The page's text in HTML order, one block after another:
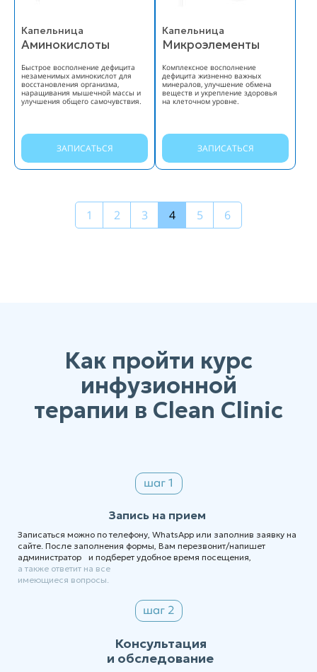
Капельница
Аминокислоты
Быстрое восполнение дефицита
незаменимых аминокислот для
восстановления организма,
наращивания мышечной массы и
улучшения общего самочувствия.
ЗАПИСАТЬСЯ
Капельница
Микроэлементы
Комплексное восполнение
дефицита жизненно важных
минералов, улучшение обмена
веществ и укрепление здоровья
на клеточном уровне.
ЗАПИСАТЬСЯ
1 2 3 4 5 6
Как пройти курс
инфузионной
терапии в Clean Clinic
Запись на прием
Записаться можно по телефону, WhatsApp или заполнив заявку на
сайте. После заполнения формы, Вам перезвонит/напишет
администратор и подберет удобное время посещения,
а также ответит на все
имеющиеся вопросы.
Консультация
и обследование